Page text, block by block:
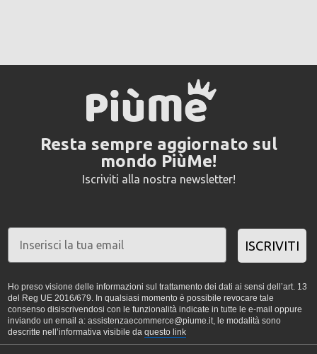
Resta sempre aggiornato sul
mondo PiùMe!
Iscriviti alla nostra newsletter!
ISCRIVITI
Ho preso visione delle informazioni sul trattamento dei dati ai sensi dell’art. 13
del Reg UE 2016/679. In qualsiasi momento è possibile revocare tale
consenso disiscrivendosi con le funzionalità indicate in tutte le e-mail oppure
inviando un email a: assistenzaecommerce@piume.it, le modalità sono
descritte nell’informativa visibile da questo link